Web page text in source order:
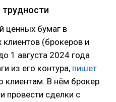
ценных бумаг в
клиентов (брокеров и
1 августа 2024 года
из его контура, пишет
клиентам. В нём брокер
провести сделки с